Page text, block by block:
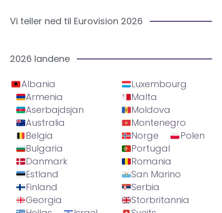
Vi teller ned til Eurovision 2026
2026 landene
Albania
Armenia
Aserbajdsjan
Australia
Belgia
Bulgaria
Danmark
Estland
Finland
Georgia
Luxembourg
Malta
Moldova
Montenegro
Norge
Polen
Portugal
Romania
San Marino
Serbia
Storbritannia